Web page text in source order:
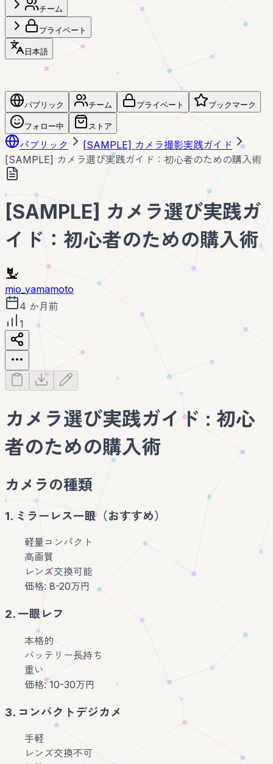
チーム
プライベート
日本語
パブリック チーム プライベート ブックマーク
フォロー中 ストア
パブリック
[SAMPLE] カメラ撮影実践ガイド
[SAMPLE] カメラ選び実践ガイド：初心者のための購入術
[SAMPLE] カメラ選び実践ガ
イド：初心者のための購入術
mio_yamamoto
4 か月前
1
カメラ選び実践ガイド : 初心
者のための購入術
カメラの種類
1. ミラーレス一眼（おすすめ）
軽量コンパクト
高画質
レンズ交換可能
価格: 8-20万円
2. 一眼レフ
本格的
バッテリー長持ち
重い
価格: 10-30万円
3. コンパクトデジカメ
手軽
レンズ交換不可